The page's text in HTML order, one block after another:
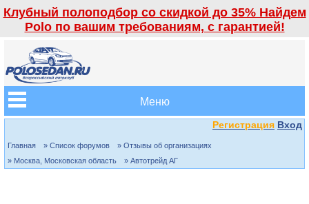
Клубный полоподбор со скидкой до 35% Найдем
Polo по вашим требованиям, с гарантией!
Меню
Регистрация Вход
Главная » Список форумов
» Отзывы об организациях
» Москва, Московская область
» Автотрейд АГ